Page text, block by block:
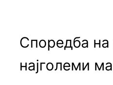
Споредба на
најголеми